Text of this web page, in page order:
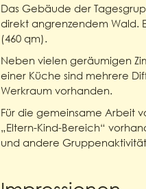
Das Gebäude der
direkt angrenzendem Wald.
(460 qm).
Neben vielen geräumigen
einer Küche sind mehrere
Werkraum vorhanden.
Für die gemeinsame Arbeit
„Eltern-Kind-Bereich“
und andere